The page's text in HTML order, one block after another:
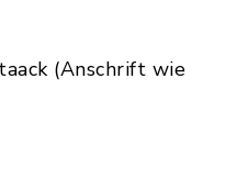
(Anschrift wie